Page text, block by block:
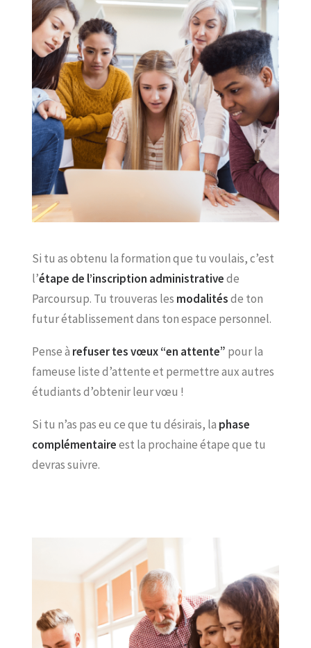
Si tu as obtenu la formation que tu voulais, c’est
l’étape de l’inscription administrativede
Parcoursup. Tu trouveras les modalitésde ton
futur établissement dans ton espace personnel.
Pense à refuser tes vœux “en attente” pour la
fameuse liste d’attente et permettre aux autres
étudiants d’obtenir leur vœu !
Si tu n’as pas eu ce que tu désirais, la phase
complémentaireest la prochaine étape que tu
devras suivre.